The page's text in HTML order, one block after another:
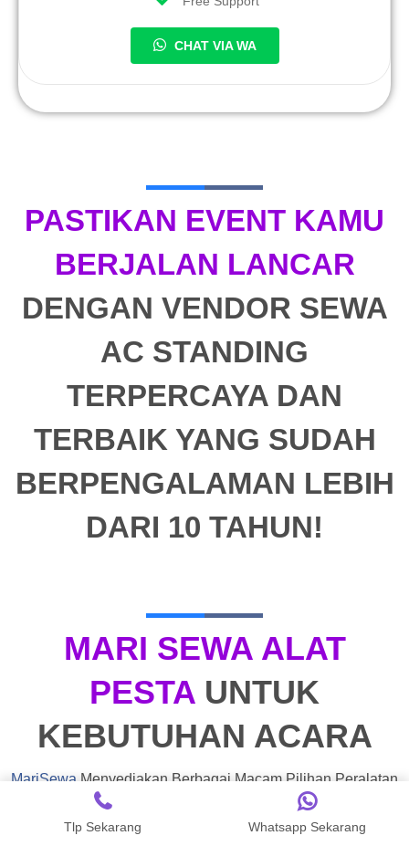
CHAT VIA WA
PASTIKAN EVENT KAMU
BERJALAN LANCAR
DENGAN VENDOR SEWA
AC STANDING
TERPERCAYA DAN
TERBAIK YANG SUDAH
BERPENGALAMAN LEBIH
DARI 10 TAHUN!
MARI SEWA ALAT
PESTA UNTUK
KEBUTUHAN ACARA
MariSewa Menyediakan Berbagai Macam Pilihan Peralatan
Acara sesuai dengan kebutuhan kamu.
Tlp Sekarang Whatsapp Sekarang